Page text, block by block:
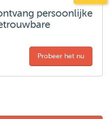
persoonlijke
Probeer het nu